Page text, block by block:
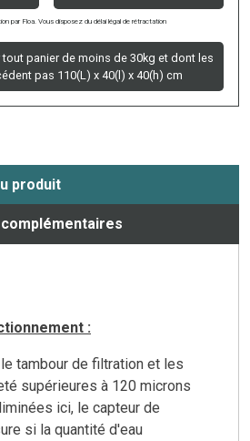
par Floa. Vous disposez du délai légal de rétractation
panier de moins de 30kg et dont les
pas 110(L) x 40(l) x 40(h) cm
produit
:
tambour de filtration et les
supérieures à 120 microns
ici, le capteur de
si la quantité d'eau